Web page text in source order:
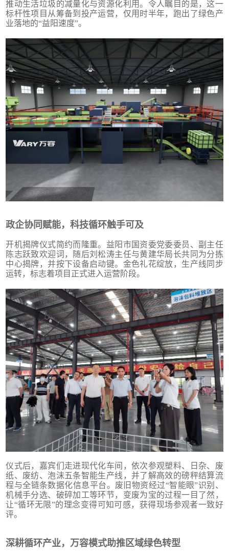
推动生活垃圾的减量化与资源化利用。令人瞩目的是，这一
标杆性项目从筹备到投产运营，仅用时半年，跑出了绿色产
业落地的“益阳速度”。
政企协同赋能，科技循环触手可及
开机揭牌仪式简约而隆重。益阳市国资委党委委员、副主任
陈志跃致欢迎词，随后刘松涛主任与黄建华局长共同为分拣
中心揭牌，并按下设备启动键。金色礼花绽放，生产线同步
运转，标志着项目正式进入运营阶段。
仪式后，嘉宾们走进现代化车间，依次参观塑料、日杂、废
纸、废纺、泡沫五条智能生产线，并了解高效的磅秤结算流
程与全链条数据化信息平台。废旧物资经过“智能眼”识别、
机械手分选、破碎加工等环节，变废为宝的过程一目了然，
让“循环无限”的理念变得可知可感，获得现场参观者一致好
评。
深耕循环产业，万容模式助推区域绿色转型